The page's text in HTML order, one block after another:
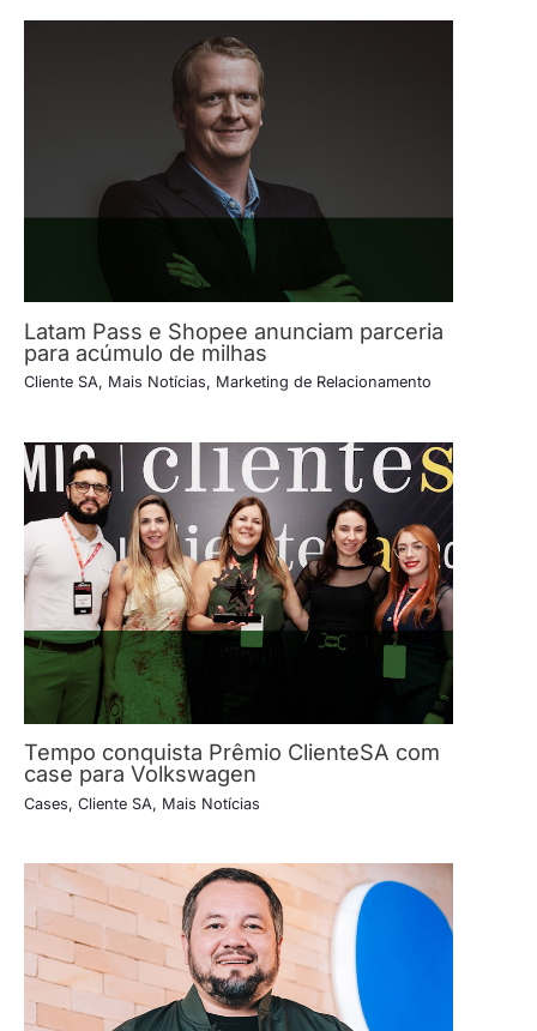
Latam Pass e Shopee anunciam parceria
para acúmulo de milhas
Cliente SA, Mais Notícias, Marketing de Relacionamento
Tempo conquista Prêmio ClienteSA com
case para Volkswagen
Cases, Cliente SA, Mais Notícias